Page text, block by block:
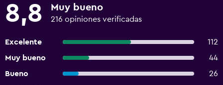
8,8 Muy bueno
216 opiniones verificadas
Excelente
112
Muy bueno
44
Bueno
26